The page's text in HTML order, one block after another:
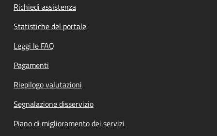
Richiedi assistenza
Statistiche del portale
Leggi le FAQ
Pagamenti
Riepilogo valutazioni
Segnalazione disservizio
Piano di miglioramento dei servizi